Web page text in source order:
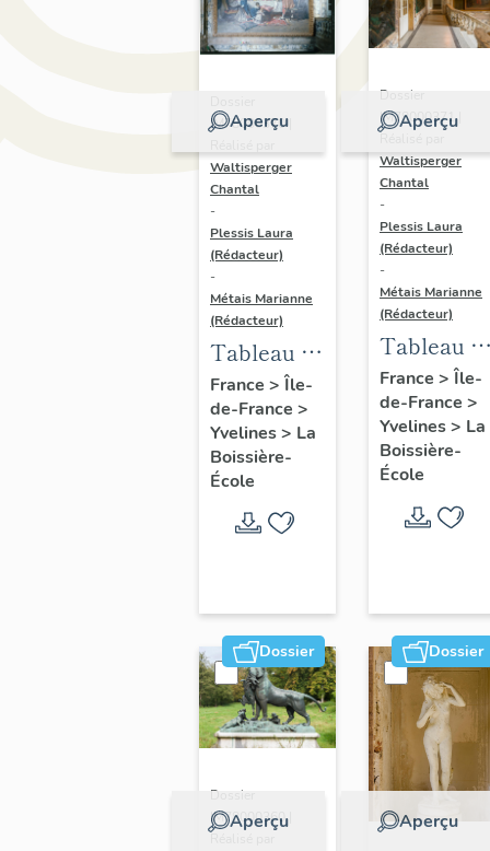
Aperçu
IM78000370 |
Waltisperger
Chantal
-
Plessis Laura
(Rédacteur)
-
Métais Marianne
(Rédacteur)
Tableau :
banquet
avec la
famille
Hériot,
style Louis
XIII
France > Île-
de-France >
Yvelines> La
Boissière-
École
Aperçu
Dossier
IM78000371 |
Waltisperger
Chantal
-
Plessis Laura
(Rédacteur)
-
Métais Marianne
(Rédacteur)
Tableau :
Olympe
Hériot (1)
France > Île-
de-France >
Yvelines> La
Boissière-
École
Dossier
Aperçu
Dossier
IM78000360 |
Dossier
Aperçu